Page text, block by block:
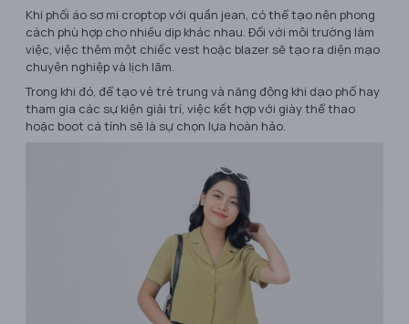
Khi phối áo sơ mi croptop với quần jean, có thể tạo nên phong
cách phù hợp cho nhiều dịp khác nhau. Đối với môi trường làm
việc, việc thêm một chiếc vest hoặc blazer sẽ tạo ra diện mạo
chuyên nghiệp và lịch lãm.
Trong khi đó, để tạo vẻ trẻ trung và năng động khi dạo phố hay
tham gia các sự kiện giải trí, việc kết hợp với giày thể thao
hoặc boot cá tính sẽ là sự chọn lựa hoàn hảo.